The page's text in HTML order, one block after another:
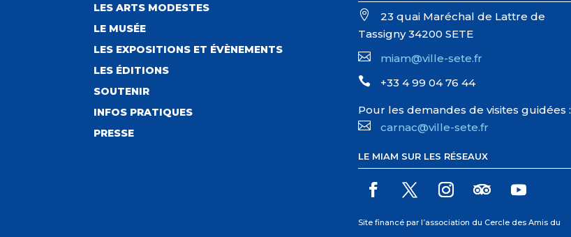
LES ARTS MODESTES
LE MUSÉE
LES EXPOSITIONS ET ÉVÈNEMENTS
LES ÉDITIONS
SOUTENIR
INFOS PRATIQUES
PRESSE

23 quai Maréchal de Lattre de
Tassigny 34200 SETE
 miam@ville-sete.fr
 +33 4 99 04 76 44
Pour les demandes de visites guidées :
 carnac@ville-sete.fr
LE MIAM SUR LES RÉSEAUX
Site financé par l’association du Cercle des Amis du